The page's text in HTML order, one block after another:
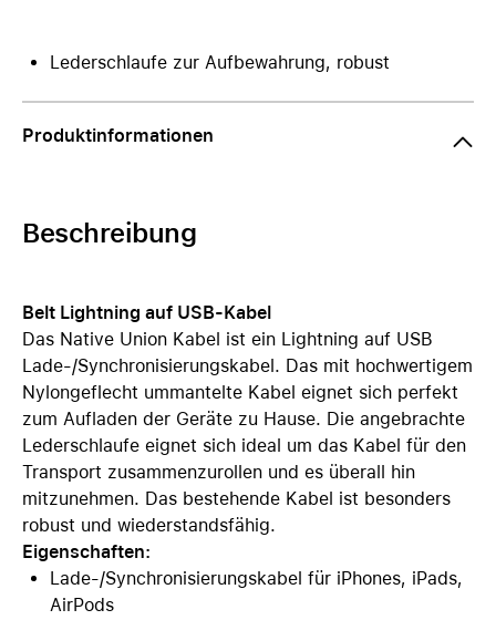
Lederschlaufe zur Aufbewahrung, robust
Produktinformationen
Beschreibung
Belt Lightning auf USB-Kabel
Das Native Union Kabel ist ein Lightning auf USB
Lade-/Synchronisierungskabel. Das mit hochwertigem
Nylongeflecht ummantelte Kabel eignet sich perfekt
zum Aufladen der Geräte zu Hause. Die angebrachte
Lederschlaufe eignet sich ideal um das Kabel für den
Transport zusammenzurollen und es überall hin
mitzunehmen. Das bestehende Kabel ist besonders
robust und wiederstandsfähig.
Eigenschaften:
Lade-/Synchronisierungskabel für iPhones, iPads,
AirPods